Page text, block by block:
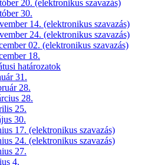
20. (elektronikus szavazás)
30.
14. (elektronikus szavazás)
24. (elektronikus szavazás)
02. (elektronikus szavazás)
18.
határozatok
31.
28.
28.
25.
30.
17. (elektronikus szavazás)
24. (elektronikus szavazás)
27.
4.